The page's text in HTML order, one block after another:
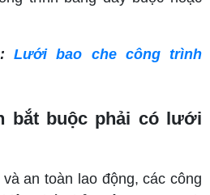
Lưới bao che công trình
bắt buộc phải có lưới
an toàn lao động, các công